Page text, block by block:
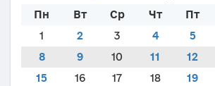
Пн Вт Ср Чт Пт
1
2 3 4 5
8
9 10 11 12
15
16 17 18 19